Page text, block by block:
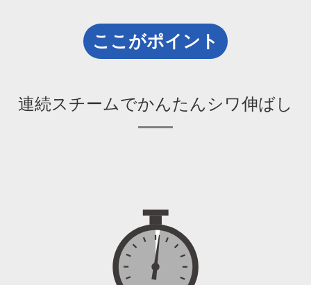
ここがポイント
連続スチームでかんたんシワ伸ばし